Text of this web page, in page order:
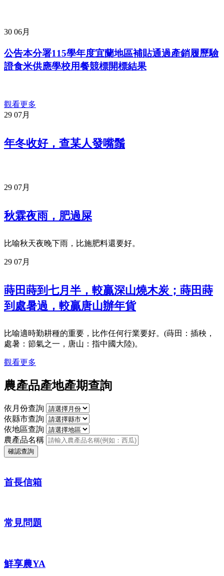
30 06月
公告本分署115學年度宜蘭地區補貼通過產銷履歷驗
證食米供應學校用餐競標開標結果
觀看更多
29 07月
年冬收好，查某人發嘴鬚
29 07月
秋霖夜雨，肥過屎
比喻秋天夜晚下雨，比施肥料還要好。
29 07月
蒔田蒔到七月半，較贏深山燒木炭；蒔田蒔
到處暑過，較贏唐山辦年貨
比喻適時勤耕種的重要，比作任何行業要好。(蒔田：插秧，
處暑：節氣之一，唐山：指中國大陸)。
觀看更多
農產品產地產期查詢
依月份查詢
依縣市查詢
依地區查詢
農產品名稱
確認查詢
首長信箱
常見問題
鮮享農YA